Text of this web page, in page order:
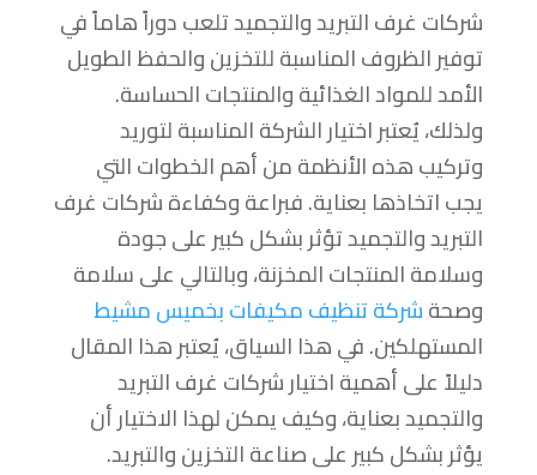
شركات غرف التبريد والتجميد تلعب دوراً هاماً في
توفير الظروف المناسبة للتخزين والحفظ الطويل
الأمد للمواد الغذائية والمنتجات الحساسة.
ولذلك، يُعتبر اختيار الشركة المناسبة لتوريد
وتركيب هذه الأنظمة من أهم الخطوات التي
يجب اتخاذها بعناية. فبراعة وكفاءة شركات غرف
التبريد والتجميد تؤثر بشكل كبير على جودة
وسلامة المنتجات المخزنة، وبالتالي على سلامة
وصحةشركة تنظيف مكيفات بخميس مشيط
المستهلكين. في هذا السياق، يُعتبر هذا المقال
دليلاً على أهمية اختيار شركات غرف التبريد
والتجميد بعناية، وكيف يمكن لهذا الاختيار أن
يؤثر بشكل كبير على صناعة التخزين والتبريد.